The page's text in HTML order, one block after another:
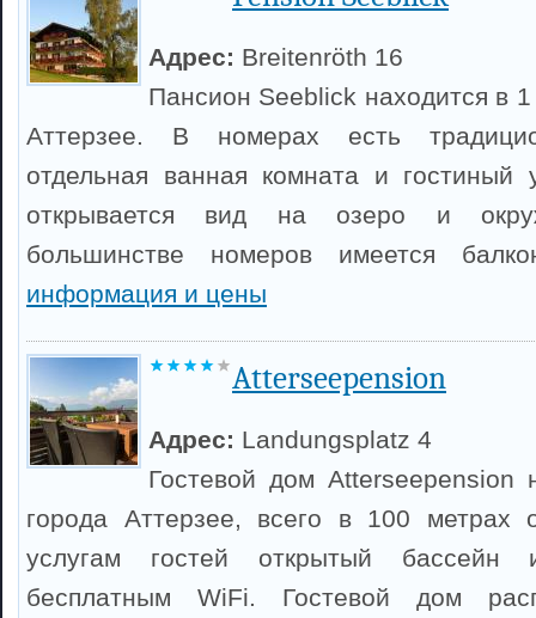
Адрес: Breitenröth 16
Пансион Seeblick находится в
Аттерзее. В номерах есть
отдельная ванная комната и гостиный
открывается вид на озеро и
большинстве номеров имеется
информация и цены
Atterseepension
Адрес: Landungsplatz 4
Гостевой дом Atterseepension
города Аттерзее, всего в 100 метрах
услугам гостей открытый
бесплатным WiFi. Гостевой дом